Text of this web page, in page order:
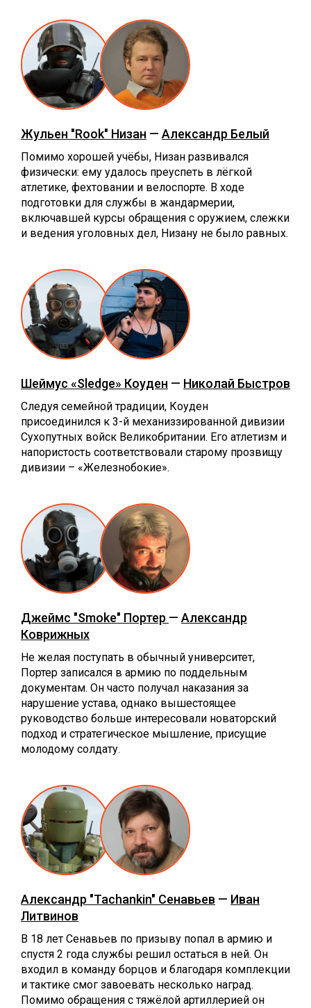
Жульен "Rook" Низан — Александр Белый
Помимо хорошей учёбы, Низан развивался
физически: ему удалось преуспеть в лёгкой
атлетике, фехтовании и велоспорте. В ходе
подготовки для службы в жандармерии,
включавшей курсы обращения с оружием, слежки
и ведения уголовных дел, Низану не было равных.
Шеймус «Sledge» Коуден — Николай Быстров
Следуя семейной традиции, Коуден
присоединился к 3-й механиззированной дивизии
Сухопутных войск Великобритании. Его атлетизм и
напористость соответствовали старому прозвищу
дивизии – «Железнобокие».
Джеймс "Smoke" Портер — Александр
Коврижных
Не желая поступать в обычный университет,
Портер записался в армию по поддельным
документам. Он часто получал наказания за
нарушение устава, однако вышестоящее
руководство больше интересовали новаторский
подход и стратегическое мышление, присущие
молодому солдату.
Александр "Tachankin" Сенавьев — Иван
Литвинов
В 18 лет Сенавьев по призыву попал в армию и
спустя 2 года службы решил остаться в ней. Он
входил в команду борцов и благодаря комплекции
и тактике смог завоевать несколько наград.
Помимо обращения с тяжёлой артиллерией он